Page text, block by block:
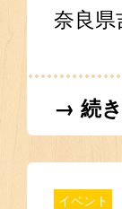
奈良
→ 続
イベント